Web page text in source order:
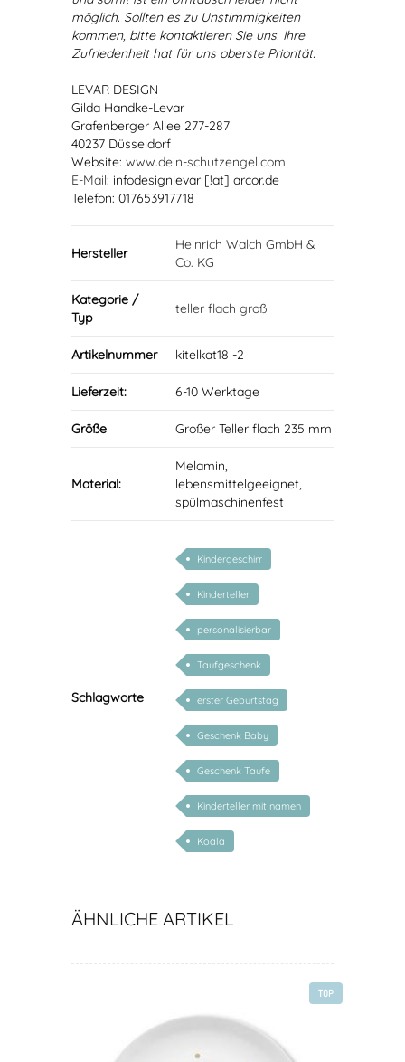
möglich. Sollten es zu Unstimmigkeiten
kommen, bitte kontaktieren Sie uns. Ihre
Zufriedenheit hat für uns oberste Priorität.
LEVAR DESIGN
Gilda Handke-Levar
Grafenberger Allee 277-287
40237 Düsseldorf
Website: www.dein-schutzengel.com
E-Mail: infodesignlevar [!at] arcor.de
Telefon: 017653917718
Hersteller
Heinrich Walch GmbH &
Co. KG
Kategorie /
Typ
teller flach groß
Artikelnummer kitelkat18 -2
Lieferzeit: 6-10 Werktage
Größe Großer Teller flach 235 mm
Material:
Melamin,
lebensmittelgeeignet,
spülmaschinenfest
Schlagworte
Kindergeschirr
Kinderteller
personalisierbar
Taufgeschenk
erster Geburtstag
Geschenk Baby
Geschenk Taufe
Kinderteller mit namen
Koala
ÄHNLICHE ARTIKEL
TOP